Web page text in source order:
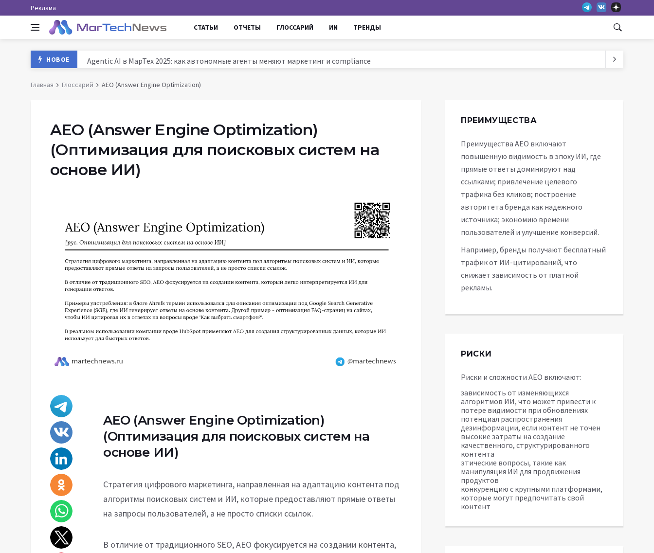
Реклама
СТАТЬИ ОТЧЕТЫ ГЛОССАРИЙ ИИ ТРЕНДЫ
НОВОЕ
Agentic AI в МарТех 2025: как автономные агенты меняют маркетинг и compliance
Главная Глоссарий AEO (Answer Engine Optimization)
AEO (Answer Engine Optimization)
(Оптимизация для поисковых систем на
основе ИИ)
AEO (Answer Engine Optimization)
(Оптимизация для поисковых систем на
основе ИИ)
Стратегия цифрового маркетинга, направленная на адаптацию контента под
алгоритмы поисковых систем и ИИ, которые предоставляют прямые ответы
на запросы пользователей, а не просто списки ссылок.
В отличие от традиционного SEO, AEO фокусируется на создании контента,
ПРЕИМУЩЕСТВА
Преимущества AEO включают
повышенную видимость в эпоху ИИ, где
прямые ответы доминируют над
ссылками; привлечение целевого
трафика без кликов; построение
авторитета бренда как надежного
источника; экономию времени
пользователей и улучшение конверсий.
Например, бренды получают бесплатный
трафик от ИИ-цитирований, что
снижает зависимость от платной
рекламы.
РИСКИ
Риски и сложности AEO включают:
зависимость от изменяющихся
алгоритмов ИИ, что может привести к
потере видимости при обновлениях
потенциал распространения
дезинформации, если контент не точен
высокие затраты на создание
качественного, структурированного
контента
этические вопросы, такие как
манипуляция ИИ для продвижения
продуктов
конкуренцию с крупными платформами,
которые могут предпочитать свой
контент